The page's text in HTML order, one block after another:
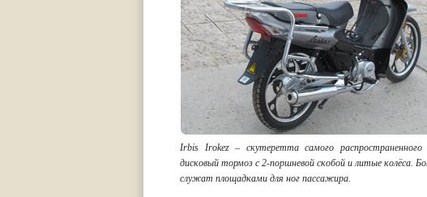
Irbis Irokez – скутеретта самого распространенного
дисковый тормоз с 2-поршневой скобой и литые колёса.
служат площадками для ног пассажира.